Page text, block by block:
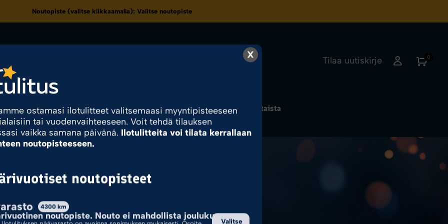
Noutopiste (valitse klikkaamalla): Valitse noutopiste
Tilaa uutiskirje 0
Kampanjat & Tarjoukset Noutopisteet Kuvasto
Ajankohtaista
tili
70
Ilotulite.fi Tuote Pyromassamäärä 70
X
ostamasi ilotulitteet valitsemaasi myyntipisteeseen
tai vuodenvaihteeseen. Voit tehdä tilauksen
vaikka samana päivänä. Ilotulitteita voi tilata kerrallaan
noutopisteeseen.
noutopisteet
4300 km
noutopiste. Nouto ei mahdollista joulukuussa.
Valitse